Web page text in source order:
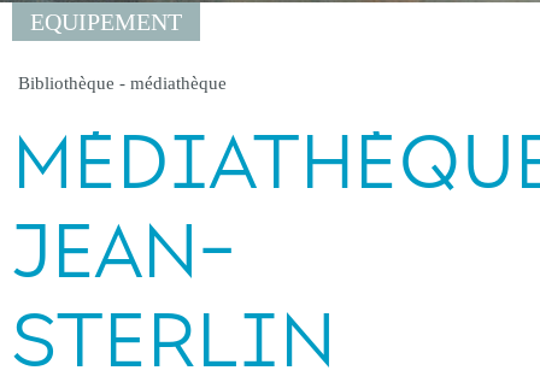
EQUIPEMENT
Bibliothèque - médiathèque
JEAN-
STERLIN